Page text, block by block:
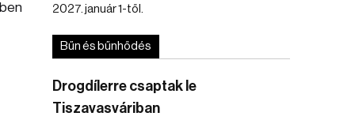
2027. január 1-től.
Bűn és bűnhődés
Drogdílerre csaptak le
Tiszavasváriban